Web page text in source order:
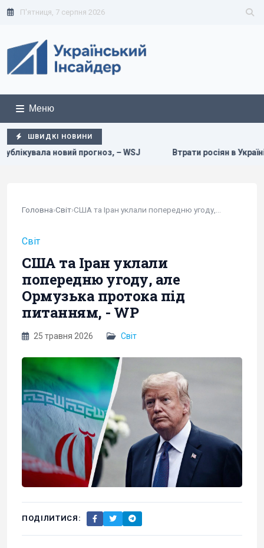
П'ятниця, 7 серпня 2026
Меню
ШВИДКІ НОВИНИ
– WSJ Втрати росіян в Україні сягнули нової
Головна›Світ›
Світ
США та Іран уклали
попередню угоду, але
Ормузька протока під
питанням, - WP
25 травня 2026 Світ
ПОДІЛИТИСЯ: